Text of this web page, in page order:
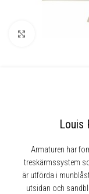
Louis
Armaturen har
treskärmssystem
är utförda i
utsidan och